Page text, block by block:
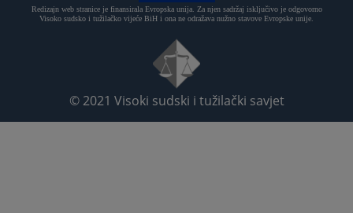
Redizajn web stranice je finansirala Evropska unija. Za njen sadržaj isključivo je odgovorno
Visoko sudsko i tužilačko vijeće BiH i ona ne odražava nužno stavove Evropske unije.
© 2021 Visoki sudski i tužilački savjet